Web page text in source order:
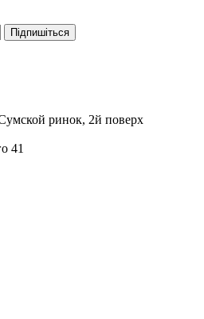
Підпишіться
ринок, 2й поверх
41